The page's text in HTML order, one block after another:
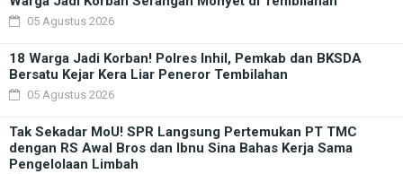
05 Agustus 2026
18 Warga Jadi Korban! Polres Inhil, Pemkab dan BKSDA
Bersatu Kejar Kera Liar Peneror Tembilahan
05 Agustus 2026
Tak Sekadar MoU! SPR Langsung Pertemukan PT TMC
dengan RS Awal Bros dan Ibnu Sina Bahas Kerja Sama
Pengelolaan Limbah